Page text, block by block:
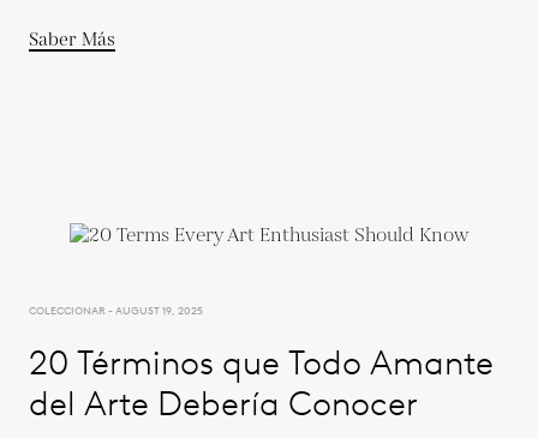
Saber Más
COLECCIONAR - AUGUST 19, 2025
20 Términos que Todo Amante
del Arte Debería Conocer